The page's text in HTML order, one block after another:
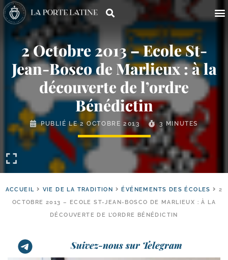
2 Octobre 2013 – Ecole St-​
Jean-​Bosco de Marlieux : à la
découverte de l’ordre
Bénédictin
PUBLIÉ LE2 OCTOBRE 2013 3 MINUTES
ACCUEIL VIE DE LA TRADITION ÉVÉNEMENTS DES ÉCOLES
2
OCTOBRE 2013 – ECOLE ST-JEAN-BOSCO DE MARLIEUX : À LA
DÉCOUVERTE DE L’ORDRE BÉNÉDICTIN
Suivez-nous sur Telegram